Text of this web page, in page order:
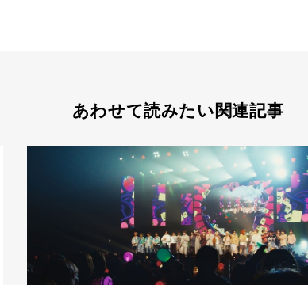
あわせて読みたい関連記事